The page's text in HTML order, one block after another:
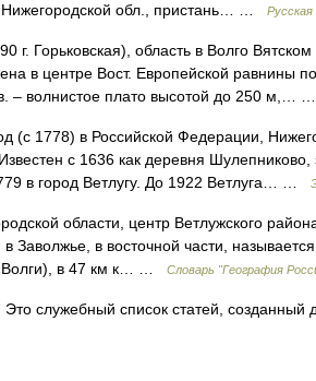
обл., пристань… …
г. Горьковская), область в Волго
в центре Вост. Европейской равнины
– волнистое плато высотой до 250 м,…
(с 1778) в Российской Федерации,
с 1636 как деревня
в город Ветлугу. До 1922 Ветлуга… …
области, центр Ветлужского
Заволжье, в восточной части,
Волги), в 47 км к… …
Словарь "География
служебный список статей,